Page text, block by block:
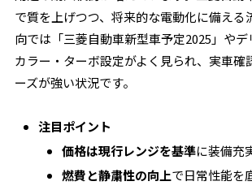
で質を上げつつ、将来的な電動化に備える
向では「三菱自動車新型車予定2025」やデ
カラー・ターボ設定がよく見られ、実車確
ーズが強い状況です。
注目ポイント
価格は現行レンジを基準に装備充
燃費と静粛性の向上で日常性能を